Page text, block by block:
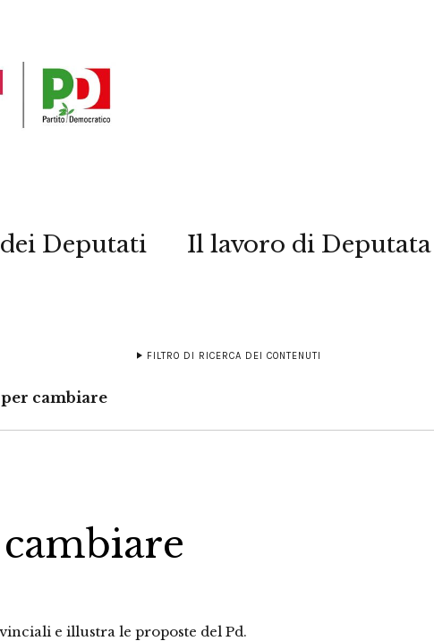
Deputati Il lavoro di Deputata
FILTRO DI RICERCA DEI CONTENUTI
cambiare
e illustra le proposte del Pd.